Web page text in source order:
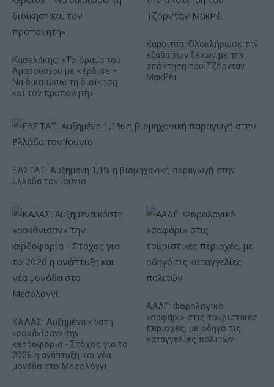
Κασελάκης: «Το όραμα του
Αμαρουσίου με κέρδισε –
Να δικαιώσω τη διοίκηση
και τον προπονητή»
Καρδίτσα: Ολοκλήρωσε την
εξάδα των ξένων με την
απόκτηση του Τζόρνταν
ΜακΡέι
ΕΛΣΤΑΤ: Αυξημένη 1,1% η βιομηχανική παραγωγή στην
Ελλάδα τον Ιούνιο
ΚΑΛΑΣ: Αυξημένα κόστη
«ροκάνισαν» την
κερδοφορία - Στόχος για το
2026 η ανάπτυξη και νέα
μονάδα στο Μεσολόγγι
ΑΑΔΕ: Φορολογικό
«σαφάρι» στις τουριστικές
περιοχές, με οδηγό τις
καταγγελίες πολιτών